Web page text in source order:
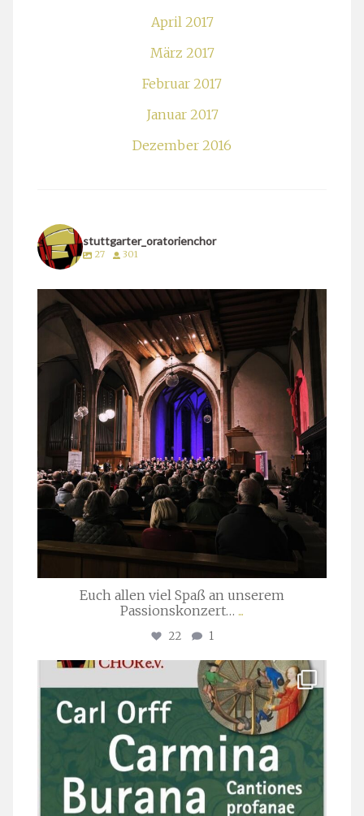
April 2017
März 2017
Februar 2017
Januar 2017
Dezember 2016
stuttgarter_oratorienchor
27 301
stuttgarter_oratorienchor
März 24
Euch allen viel Spaß an unserem
Passionskonzert… ...
22 1
stuttgarter_oratorienchor
Juli 22